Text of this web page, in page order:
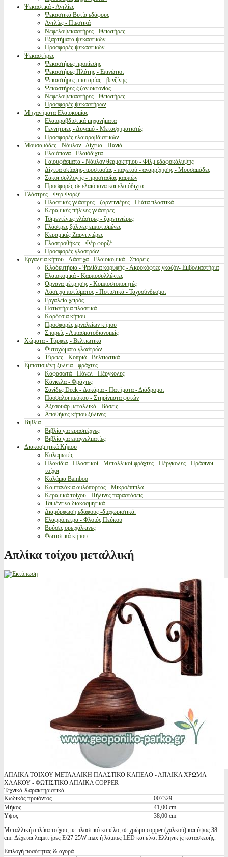
Ψεκαστικά - Αντλίες
Ψεκαστικά Βυτία εδάφους
Αντλίες - Πιεστικά
Νεφελοψεκαστήρες - Θειωτήρες
Εξαρτήματα ψεκαστικών
Προσφορές ψεκαστικών
Ψεκαστήρες
Ψεκαστήρες προπίεσης
Ψεκαστήρες Πλάτης - Επινώτιοι
Ψεκαστήρες μπαταρίας - βενζίνης
Ψεκαστήρες ζιζανιοκτονίας
Νεφελοψεκαστήρες - Θειωτήρες
Προσφορές ψεκαστήρων
Μηχανήματα Ελαιοκομίας
Ελαιοραβδιστικά μηχανήματα
Γεννήτριες - Δυναμό - Μετασχηματιστές
Προσφορές ελαιοραβδιστικών
Μουσαμάδες - Νάυλον - Δίχτυα - Πανιά
Ελαιόπανα - Ελαιόδιχτα
Γαιουφάσματα - Νάυλον θερμοκηπίου - Φίλμ εδαφοκάλυψης
Δίχτυα σκίασης-προστασίας - παγετού - αναρρίχησης - Μουσαμάδες
Σάκοι συλλογής - προστασίας καρπών
Προσφορές σε ελαιόπανα και ελαιόδιχτα
Γλάστρες - Φερ Φορζέ
Πλαστικές γλάστρες - ζαρντινιέρες - Πιάτα πλαστικά
Κεραμικές πήλινες γλάστρες
Τσιμεντένιες γλάστρες - ζαρντινιέρες
Γλάστρες ξύλινες εμποτισμένες
Κεραμικές Ζαρντινιέρες
Γλαστροθήκες - Φέρ φορζέ
Προσφορές γλαστρών
Εργαλεία κήπου - Λάστιχα - Ελαιοκομικά - Σπορείς
Κλαδευτήρια - Ψαλίδια κορυφής - Ακροκόφτες γκαζόν- Εμβολιαστήρια
Ελαιοκομικά - Καρποσυλλέκτες
Όργανα μέτρησης - Κομποστοποιητές
Λάστιχα ποτίσματος - Ποτιστικά - Ταχυσύνδεσμοι
Εργαλεία χειρός
Ποτιστήρια πλαστικά
Καρότσια κήπου
Προσφορές εργαλείων κήπου
Σπορείς - Λιπασματοδιανομείς
Χώματα - Τύρφες - Βελτιωτικά
Φυτοχώματα γλαστρών
Τύρφες - Κοπριά - Βελτιωτικά
Εμποτισμένη ξυλεία - φράχτες
Καφασωτά - Πάνελ - Πέργκολες
Κάγκελα - Φράχτες
Σανίδες Deck - Δοκάρια - Πατήματα - Διάδρομοι
Πάσσαλοι πεύκου - Στηρίγματα φυτών
Αξεσουάρ μεταλλικά - Βάσεις
Αποθήκες κήπου ξύλινες
Βιβλία
Βιβλία για ερασιτέχνες
Βιβλία για επαγγελματίες
Διακοσμητικά Κήπου
Καλαμωτές
Πλακίδια - Πλαστικοί - Μεταλλικοί φράχτες - Πέργκολες - Πράσινοι
τοίχοι
Καλάμια Bamboo
Καμπανάκια αυλόπορτας - Μικροέπιπλα
Κεραμικά τοίχου - Πήλινες παραστάσεις
Τσιμέντινα διακοσμητικά
Διαμόρφωση εδάφους -διαχωριστικά.
Ελαφρόπετρα - Φλοιός Πεύκου
Βρύσες ορειχάλκινες
Φωτιστικά κήπου
Απλίκα τοίχου μεταλλική
ΑΠΛΙΚΑ ΤΟΙΧΟΥ ΜΕΤΑΛΛΙΚΗ ΠΛΑΣΤΙΚΟ ΚΑΠΕΛΟ - ΑΠΛΙΚΑ ΧΡΩΜΑ
ΧΑΛΚΟΥ - ΦΩΤΙΣΤΙΚΟ ΑΠΛΙΚΑ COPPER
Τεχνικά Χαρακτηριστικά
Κωδικός προϊόντος
007329
Μήκος
41,00 cm
Υψος
38,00 cm
Μεταλλική απλίκα τοίχου, με πλαστικό καπέλο, σε χρώμα copper (χαλκού) και ύψος 38
cm. Δέχεται λαμπτήρες Ε/27 25W max ή λάμπες LED και είναι Ελληνικής κατασκευής.
Επιλογή ποσότητας & αγορά